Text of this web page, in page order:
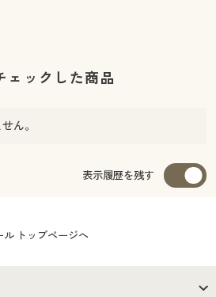
ェックした商品
ん。
表示履歴を残す
ル トップページへ